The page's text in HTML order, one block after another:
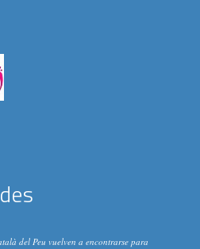
del Peu vuelven a encontrarse para